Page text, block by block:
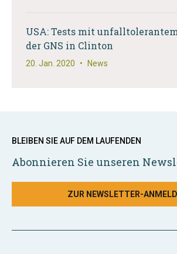
USA: Tests mit
der GNS in Clinton
20. Jan. 2020 • News
BLEIBEN SIE AUF DEM LAUFENDEN
Abonnieren Sie unseren
ZUR NEWSLETTER-